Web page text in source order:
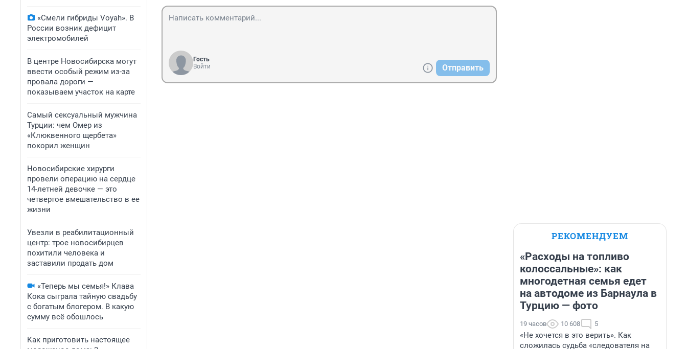
«Смели гибриды Voyah». В
России возник дефицит
электромобилей
В центре Новосибирска могут
ввести особый режим из-за
провала дороги —
показываем участок на карте
Самый сексуальный мужчина
Турции: чем Омер из
«Клюквенного щербета»
покорил женщин
Новосибирские хирурги
провели операцию на сердце
14-летней девочке — это
четвертое вмешательство в ее
жизни
Увезли в реабилитационный
центр: трое новосибирцев
похитили человека и
заставили продать дом
«Теперь мы семья!» Клава
Кока сыграла тайную свадьбу
с богатым блогером. В какую
сумму всё обошлось
Как приготовить настоящее
Гость
Войти
Отправить
РЕКОМЕНДУЕМ
«Расходы на топливо
колоссальные»: как
многодетная семья едет
на автодоме из Барнаула в
Турцию — фото
19 часов 10 608 5
«Не хочется в это верить». Как
сложилась судьба «следователя на